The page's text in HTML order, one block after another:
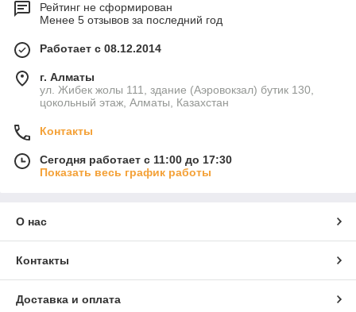
Рейтинг не сформирован
Менее 5 отзывов за последний год
Работает с 08.12.2014
г. Алматы
ул. Жибек жолы 111, здание (Аэровокзал) бутик 130,
цокольный этаж, Алматы, Казахстан
Контакты
Сегодня работает с 11:00 до 17:30
Показать весь график работы
О нас
Контакты
Доставка и оплата